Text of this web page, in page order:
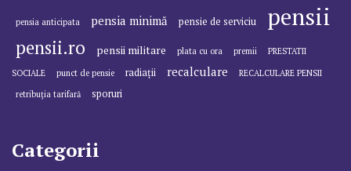
pensia anticipata pensia minimă pensie de serviciu pensii
pensii.ro pensii militare plata cu ora premii
PRESTATII
SOCIALE
punct de pensie radiații recalculare
RECALCULARE PENSII
retribuția tarifară
sporuri
Categorii